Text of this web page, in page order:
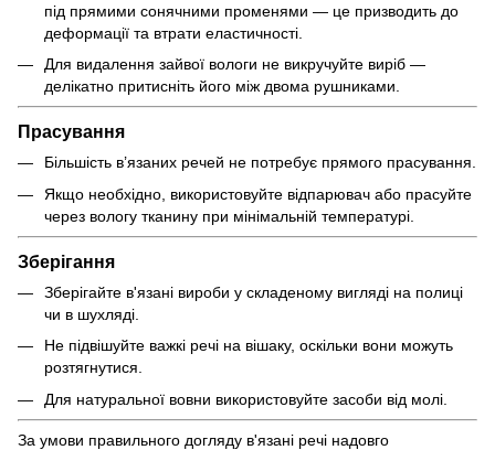
під прямими сонячними променями — це призводить до
деформації та втрати еластичності.
Для видалення зайвої вологи не викручуйте виріб —
делікатно притисніть його між двома рушниками.
Прасування
Більшість в’язаних речей не потребує прямого прасування.
Якщо необхідно, використовуйте відпарювач або прасуйте
через вологу тканину при мінімальній температурі.
Зберігання
Зберігайте в'язані вироби у складеному вигляді на полиці
чи в шухляді.
Не підвішуйте важкі речі на вішаку, оскільки вони можуть
розтягнутися.
Для натуральної вовни використовуйте засоби від молі.
За умови правильного догляду в'язані речі надовго